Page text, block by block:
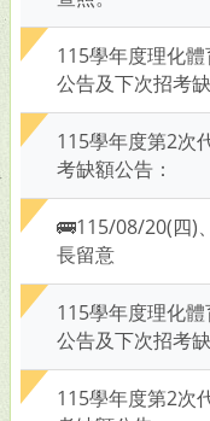
115學年度理化
公告及下次招考
115學年度第2次
考缺額公告：
🚌115/08/20(四)
長留意
115學年度理化
公告及下次招考
115學年度第2次